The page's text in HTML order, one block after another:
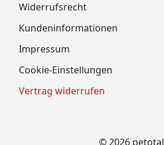
Widerrufsrecht
Kundeninformationen
Impressum
Cookie-Einstellungen
Vertrag widerrufen
© 2026 petotal